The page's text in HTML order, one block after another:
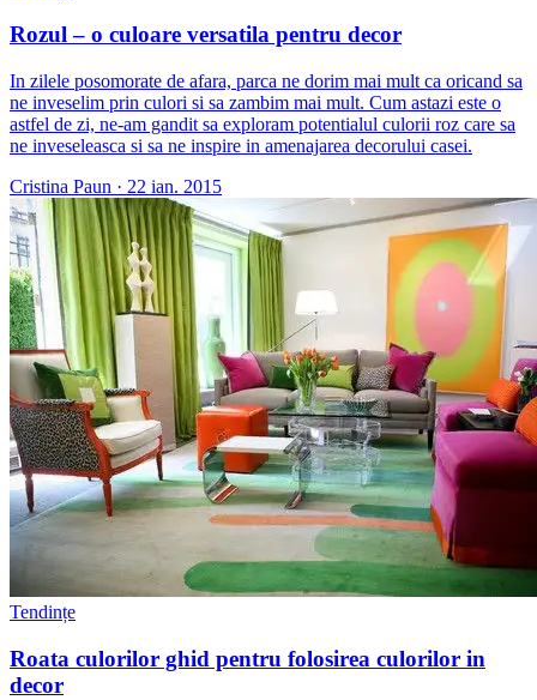
Rozul – o culoare versatila pentru decor
In zilele posomorate de afara, parca ne dorim mai mult ca oricand sa
ne inveselim prin culori si sa zambim mai mult. Cum astazi este o
astfel de zi, ne-am gandit sa exploram potentialul culorii roz care sa
ne inveseleasca si sa ne inspire in amenajarea decorului casei.
Cristina Paun · 22 ian. 2015
Tendințe
Roata culorilor ghid pentru folosirea culorilor in
decor